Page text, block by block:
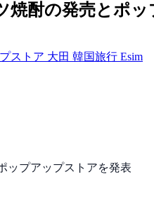
焼酎の発売とポ
ストア 大田 韓国旅行 Esim